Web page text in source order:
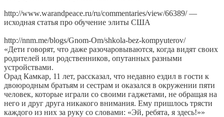
http://www.warandpeace.ru/ru/commentaries/view/66389/ —
исходная статья про обучение элиты США
http://nnm.me/blogs/Gnom-Om/shkola-bez-kompyuterov/
«Дети говорят, что даже разочаровываются, когда видят своих
родителей или родственников, опутанных разными
устройствами.
Орад Камкар, 11 лет, рассказал, что недавно ездил в гости к
двоюродным братьям и сестрам и оказался в окружении пяти
человек, которые играли со своими гаджетами, не обращая на
него и друг друга никакого внимания. Ему пришлось трясти
каждого из них за руку со словами: «Эй, ребята, я здесь!»»